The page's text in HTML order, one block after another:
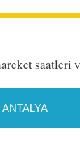
ANTALYA